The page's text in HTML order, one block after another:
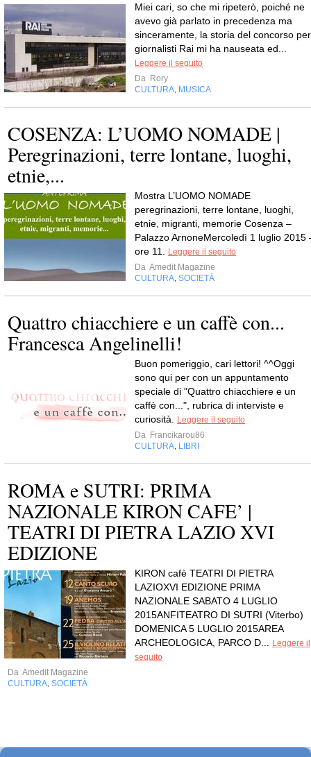
Miei cari, so che mi ripeterò, poiché ne
avevo già parlato in precedenza ma
sinceramente, la storia del concorso per
giornalisti Rai mi ha nauseata ed...
Leggere il seguito
Da Rory
CULTURA MUSICA
COSENZA: L’UOMO NOMADE |
Peregrinazioni, terre lontane, luoghi,
etnie,...
Mostra L’UOMO NOMADE
peregrinazioni, terre lontane, luoghi,
etnie, migranti, memorie Cosenza –
Palazzo ArnoneMercoledì 1 luglio 2015
ore 11.
Leggere il seguito
Da Amedit Magazine
CULTURA SOCIETÀ
Quattro chiacchiere e un caffè con...
Francesca Angelinelli!
Buon pomeriggio, cari lettori! ^^Oggi
sono qui per con un appuntamento
speciale di "Quattro chiacchiere e un
caffè con...", rubrica di interviste e
curiosità.
Leggere il seguito
Da Francikarou86
CULTURA LIBRI
ROMA e SUTRI: PRIMA
NAZIONALE KIRON CAFE’ |
TEATRI DI PIETRA LAZIO XVI
EDIZIONE
KIRON cafè TEATRI DI PIETRA
LAZIOXVI EDIZIONE PRIMA
NAZIONALE SABATO 4 LUGLIO
2015ANFITEATRO DI SUTRI (Viterbo)
DOMENICA 5 LUGLIO 2015AREA
ARCHEOLOGICA, PARCO D...
Leggere il
seguito
Da Amedit Magazine
CULTURA SOCIETÀ